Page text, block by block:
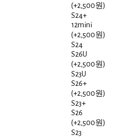
(+2,500원)
S24+
12mini
(+2,500원)
S24
S26U
(+2,500원)
S23U
S26+
(+2,500원)
S23+
S26
(+2,500원)
S23